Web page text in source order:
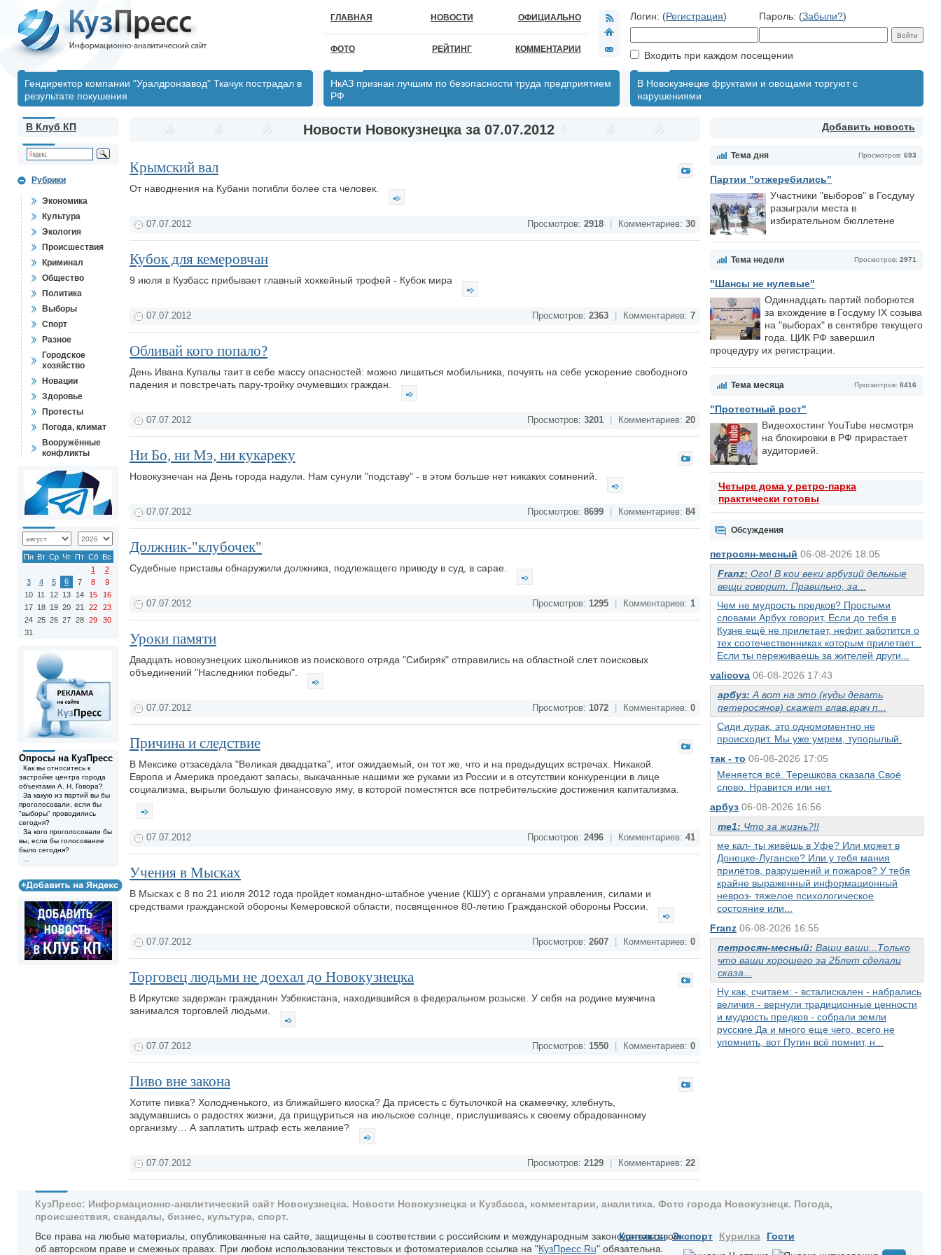
ГЛАВНАЯ НОВОСТИ ОФИЦИАЛЬНО
ФОТО РЕЙТИНГ КОММЕНТАРИИ
Логин: (Регистрация) Пароль: (Забыли?)
Входить при каждом посещении
Гендиректор компании "Уралдронзавод" Ткачук пострадал в
результате покушения
НкАЗ признан лучшим по безопасности труда предприятием
РФ
В Новокузнецке фруктами и овощами торгуют с
нарушениями
Добавить новость
Просмотров: 693
Тема дня
Партии "отжеребились"
Участники "выборов" в Госдуму
разыграли места в
избирательном бюллетене
Просмотров: 2971
Тема недели
"Шансы не нулевые"
Одиннадцать партий поборются
за вхождение в Госдуму IX созыва
на "выборах" в сентябре текущего
года. ЦИК РФ завершил
процедуру их регистрации.
Просмотров: 8416
Тема месяца
"Протестный рост"
Видеохостинг YouTube несмотря
на блокировки в РФ прирастает
аудиторией.
Четыре дома у ретро-парка
практически готовы
Обсуждения
петросян-месный 06-08-2026 18:05
Franz: Ого! В кои веки арбузий дельные
вещи говорит. Правильно, за...
Чем не мудрость предков? Простыми
словами Арбух говорит, Если до тебя в
Кузне ещё не прилетает, нефиг заботится о
тех соотечественниках которым прилетает...
Если ты переживаешь за жителей други...
valicova 06-08-2026 17:43
арбуз: А вот на это (куды девать
петеросянов) скажет глав.врач п...
Сиди дурак, это одномоментно не
происходит. Мы уже умрем, тупорылый.
так - то 06-08-2026 17:05
Меняется всё. Терешкова сказала Своё
слово. Нравится или нет.
арбуз 06-08-2026 16:56
me1: Что за жизнь?!!
ме кал- ты живёшь в Уфе? Или может в
Донецке-Луганске? Или у тебя мания
прилётов, разрушений и пожаров? У тебя
крайне выраженный информационный
невроз- тяжелое психологическое
состояние или...
Franz 06-08-2026 16:55
петросян-месный: Ваши ваши...Только
что ваши хорошего за 25лет сделали
сказа...
Ну как, считаем: - всталискален - набрались
величия - вернули традиционные ценности
и мудрость предков - собрали земли
русские Да и много еще чего, всего не
упомнить, вот Путин всё помнит, н...
В Клуб КП
Рубрики
Экономика
Культура
Экология
Происшествия
Криминал
Общество
Политика
Выборы
Спорт
Разное
Городское
хозяйство
Новации
Здоровье
Протесты
Погода, климат
Вооружённые
конфликты
Пн Вт Ср Чт Пт Сб Вс
1
2
3
4 5 6 7 8
9
10 11 12 13 14 15
16
17 18 19 20 21 22
23
24 25 26 27 28 29
30
31
Опросы на КузПресс
Как вы относитесь к
застройке центра города
объектами А. Н. Говора?
За какую из партий вы бы
проголосовали, если бы
"выборы" проводились
сегодня?
За кого проголосовали бы
вы, если бы голосование
было сегодня?
Новости Новокузнецка за 07.07.2012
Крымский вал
От наводнения на Кубани погибли более ста человек.
07.07.2012 Просмотров: 2918 Комментариев: 30
Кубок для кемеровчан
9 июля в Кузбасс прибывает главный хоккейный трофей - Кубок мира
07.07.2012 Просмотров: 2363 Комментариев: 7
Обливай кого попало?
День Ивана Купалы таит в себе массу опасностей: можно лишиться мобильника, почуять на себе ускорение свободного
падения и повстречать пару-тройку очумевших граждан.
07.07.2012 Просмотров: 3201 Комментариев: 20
Ни Бо, ни Мэ, ни кукареку
Новокузнечан на День города надули. Нам сунули "подставу" - в этом больше нет никаких сомнений.
07.07.2012 Просмотров: 8699 Комментариев: 84
Должник-"клубочек"
Судебные приставы обнаружили должника, подлежащего приводу в суд, в сарае.
07.07.2012 Просмотров: 1295 Комментариев: 1
Уроки памяти
Двадцать новокузнецких школьников из поискового отряда "Сибиряк" отправились на областной слет поисковых
объединений "Наследники победы".
07.07.2012 Просмотров: 1072 Комментариев: 0
Причина и следствие
В Мексике отзаседала "Великая двадцатка", итог ожидаемый, он тот же, что и на предыдущих встречах. Никакой.
Европа и Америка проедают запасы, выкачанные нашими же руками из России и в отсутствии конкуренции в лице
социализма, вырыли большую финансовую яму, в которой поместятся все потребительские достижения капитализма.
07.07.2012 Просмотров: 2496 Комментариев: 41
Учения в Мысках
В Мысках с 8 по 21 июля 2012 года пройдет командно-штабное учение (КШУ) с органами управления, силами и
средствами гражданской обороны Кемеровской области, посвященное 80-летию Гражданской обороны России.
07.07.2012 Просмотров: 2607 Комментариев: 0
Торговец людьми не доехал до Новокузнецка
В Иркутске задержан гражданин Узбекистана, находившийся в федеральном розыске. У себя на родине мужчина
занимался торговлей людьми.
07.07.2012 Просмотров: 1550 Комментариев: 0
Пиво вне закона
Хотите пивка? Холодненького, из ближайшего киоска? Да присесть с бутылочкой на скамеечку, хлебнуть,
задумавшись о радостях жизни, да прищуриться на июльское солнце, прислушиваясь к своему обрадованному
организму… А заплатить штраф есть желание?
07.07.2012 Просмотров: 2129 Комментариев: 22
КузПресс: Информационно-аналитический сайт Новокузнецка. Новости Новокузнецка и Кузбасса, комментарии, аналитика. Фото города Новокузнецк. Погода,
происшествия, скандалы, бизнес, культура, спорт.
Все права на любые материалы, опубликованные на сайте, защищены в соответствии с российским и международным законодательством
об авторском праве и смежных правах. При любом использовании текстовых и фотоматериалов ссылка на "КузПресс.Ru" обязательна.
Контакты Экспорт Курилка Гости